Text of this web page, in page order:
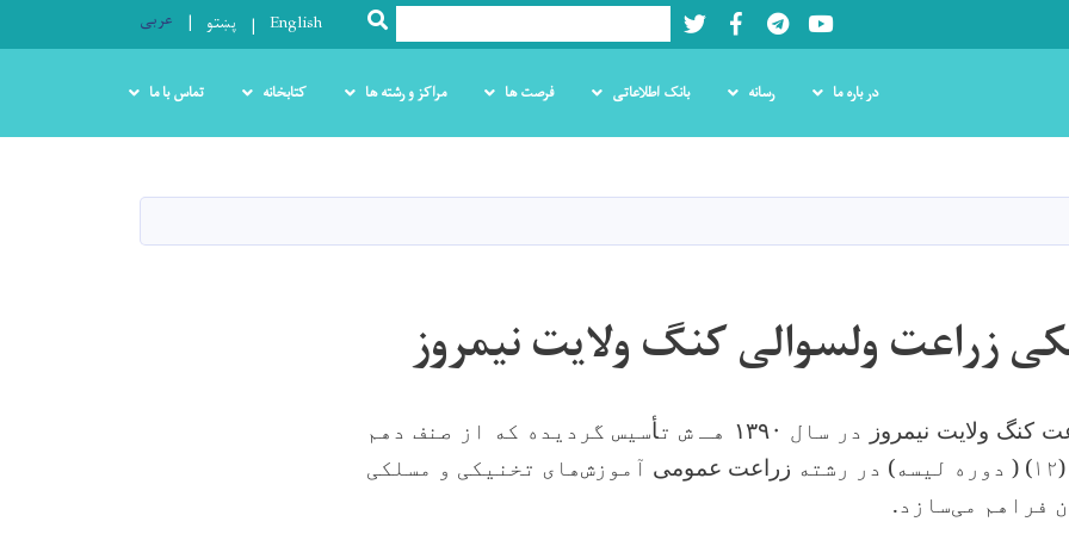
content
Youtube
LinkedIn
Facebook
Twitter
Search
SEARCH
English پښتو عربی
در باره ما رسانه بانک اطلاعاتی فرصت ها مراکز و رشته ها کتابخانه تماس با ما
زراعت ولسوالی کنگ ولایت نیمروز
کنگ ولایت نیمروز در سال ۱۳۹۰ هـ ش ت أسیس گردیده که از صنف دهم
) ( دوره لیسه) در رشته زراعت عمومی آموزش‌های تخنیکی و مسلکی
فراهم‌ می‌سازد.